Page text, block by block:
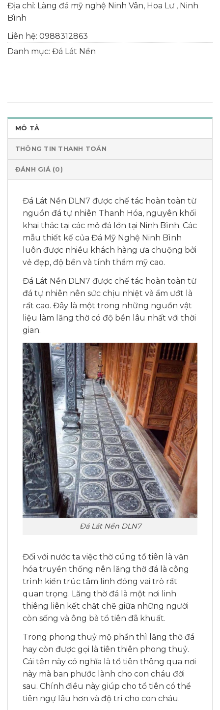
Địa chỉ: Làng đá mỹ nghệ Ninh Vân, Hoa Lư , Ninh
Bình
Liên hệ: 0988312863
Danh mục: Đá Lát Nền
MÔ TẢ
THÔNG TIN THANH TOÁN
ĐÁNH GIÁ (0)
Đá Lát Nền DLN7 được chế tác hoàn toàn từ
nguồn đá tự nhiên Thanh Hóa, nguyên khối
khai thác tại các mỏ đá lớn tại Ninh Bình. Các
mẫu thiết kế của Đá Mỹ Nghệ Ninh Bình
luôn được nhiều khách hàng ưa chuộng bởi
vẻ đẹp, độ bền và tính thẩm mỹ cao.
Đá Lát Nền DLN7 được chế tác hoàn toàn từ
đá tự nhiên nên sức chịu nhiệt và ẩm ướt là
rất cao. Đây là một trong những nguồn vật
liệu làm lăng thờ có độ bền lâu nhất với thời
gian.
Đá Lát Nền DLN7
Đối với nước ta việc thờ cúng tổ tiên là văn
hóa truyền thống nên lăng thờ đá là công
trình kiến trúc tâm linh đóng vai trò rất
quan trọng. Lăng thờ đá là một nơi linh
thiêng liên kết chặt chẽ giữa những người
còn sống và ông bà tổ tiên đã khuất.
Trong phong thuỷ mộ phần thì lăng thờ đá
hay còn được gọi là tiên thiên phong thuỷ.
Cái tên này có nghĩa là tổ tiên thông qua nơi
này mà ban phước lành cho con cháu đời
sau. Chính điều này giúp cho tổ tiên có thể
tiên ngự lâu hơn và độ trì cho con cháu.